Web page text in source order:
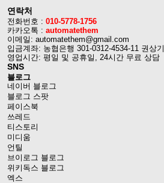
연락처
전화번호 : 010-5778-1756
카카오톡 : automatethem
이메일: automatethem@gmail.com
입금계좌: 농협은행 301-0312-4534-11 권상기
영업시간: 평일 및 공휴일, 24시간 무료 상담
SNS
블로그
네이버 블로그
블로그 스팟
페이스북
쓰레드
티스토리
미디움
언틸
브이로그 블로그
위키독스 블로그
엑스